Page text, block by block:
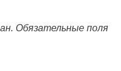
Обязательные поля